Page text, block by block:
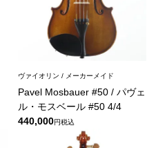
ヴァイオリン / メーカーメイド
Pavel Mosbauer #50 / パヴェ
ル・モスベール #50 4/4
440,000
税込